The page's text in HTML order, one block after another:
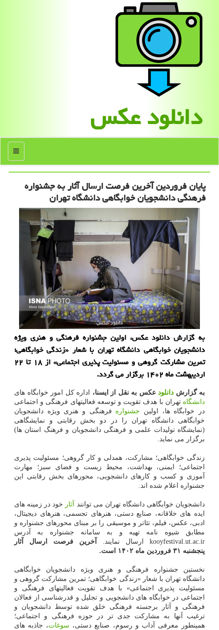
دانلود عكس
منو
پایان فروردین آخرین فرصت ارسال آثار به جشنواره
فرهنگی دانشجویان خوابگاهی دانشگاه تهران
به گزارش دانلود عکس، اولین جشنواره فرهنگی و هنری ویژه
دانشجویان خوابگاهی دانشگاه تهران با شعار «زندگی خوابگاهی؛
تمرین مشارکت گروهی و مسئولیت پذیری اجتماعی» از ۱۸ تا ۲۲
اردیبهشت ماه ۱۴۰۲ برگزار می گردد.
به گزارش دانلود عکس به نقل از ایسنا، اداره کل امور خوابگاه های
دانشگاه تهران با هدف تقویت و توسعه فعالیتهای فرهنگی و اجتماعی
در خوابگاه ها، اولین جشنواره فرهنگی و هنری ویژه دانشجویان
خوابگاهی دانشگاه تهران را در دو بخش رقابتی و نمایشگاهی
(نمایشگاه تولیدات علمی و فرهنگی دانشجویان و فرهنگ استان ها)
برگزار می نماید.
زندگی خوابگاهی؛ مشارکت، همدلی و کار گروهی؛ مسئولیت پذیری
اجتماعی؛ ایمنی، بهداشت، محیط زیست و فضای سبز؛ مهارت
آموزی و کسب و کارهای دانشجویی، محورهای بخش رقابتی این
جشنواره اعلام شده اند.
دانشجویان خوابگاهی دانشگاه تهران می توانند آثار خود در زمینه های
ایده های خلاقانه، صنایع دستی، هنرهای تجسمی، هنرهای دیجیتال،
ادبی، عکس، فیلم، تئاتر و موسیقی را بر مبنای محورهای جشنواره و
مطابق شیوه نامه تهیه و به سامانه جشنواره به آدرس
kooyfestival.ut.ac.ir ارسال نمایند.
آخرین فرصت ارسال آثار
پنجشنبه ۳۱ فروردین ماه ۱۴۰۲ است.
نخستین جشنواره فرهنگی و هنری ویژه دانشجویان خوابگاهی
دانشگاه تهران با شعار «زندگی خوابگاهی؛ تمرین مشارکت گروهی و
مسئولیت پذیری اجتماعی» با هدف تقویت فعالیتهای فرهنگی و
اجتماعی در خوابگاه های دانشجویی و تجلیل و قدرشناسی از فعالان
فرهنگی و آثار برجسته فرهنگی خلق شده توسط دانشجویان و
ترغیب آنها به مشارکت جدی تر در حوزه فرهنگی و اجتماعی؛
همینطور معرفی آداب و رسوم، صنایع دستی، سوغات، جاذبه های